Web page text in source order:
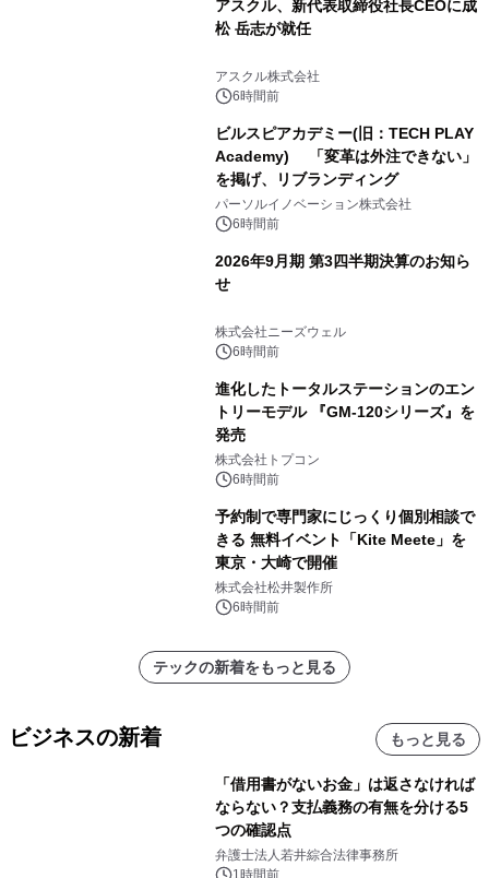
アスクル、新代表取締役社長CEOに成
松 岳志が就任
アスクル株式会社
6時間前
ビルスピアカデミー(旧：TECH PLAY
Academy) 「変革は外注できない」
を掲げ、リブランディング
パーソルイノベーション株式会社
6時間前
2026年9月期 第3四半期決算のお知ら
せ
株式会社ニーズウェル
6時間前
進化したトータルステーションのエン
トリーモデル 『GM-120シリーズ』を
発売
株式会社トプコン
6時間前
予約制で専門家にじっくり個別相談で
きる 無料イベント「Kite Meete」を
東京・大崎で開催
株式会社松井製作所
6時間前
テックの新着をもっと見る
ビジネスの新着 もっと見る
「借用書がないお金」は返さなければ
ならない？支払義務の有無を分ける5
つの確認点
弁護士法人若井綜合法律事務所